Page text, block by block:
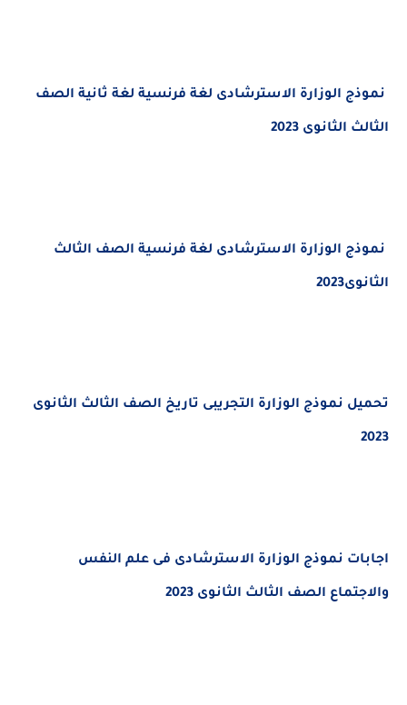
الوزارة الاسترشادى لغة فرنسية لغة ثانية الصف
2023
الوزارة الاسترشادى لغة فرنسية الصف الثالث
نموذج الوزارة التجريبى تاريخ الصف الثالث الثانوى
نموذج الوزارة الاسترشادى فى علم النفس
الصف الثالث الثانوى 2023